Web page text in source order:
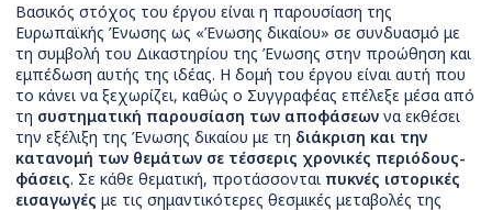
Βασικός στόχος του έργου είναι η παρουσίαση της
Ευρωπαϊκής Ένωσης ως «Ένωσης δικαίου» σε συνδυασμό με
τη συμβολή του Δικαστηρίου της Ένωσης στην προώθηση και
εμπέδωση αυτής της ιδέας. Η δομή του έργου είναι αυτή που
το κάνει να ξεχωρίζει, καθώς ο Συγγραφέας επέλεξε μέσα από
τη συστηματική παρουσίαση των αποφάσεων να εκθέσει
την εξέλιξη της Ένωσης δικαίου με τη διάκριση και την
κατανομή των θεμάτων σε τέσσερις χρονικές περιόδους-
φάσεις. Σε κάθε θεματική, προτάσσονται πυκνές ιστορικές
εισαγωγές με τις σημαντικότερες θεσμικές μεταβολές της